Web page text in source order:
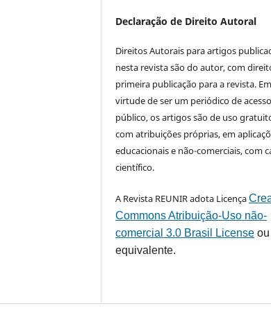
Declaração de Direito Autoral
Direitos Autorais para artigos
nesta revista são do autor, com
primeira publicação para a revista. Em
virtude de ser um periódico de acesso
público, os artigos são de uso
com atribuições próprias, em
educacionais e não-comerciais, com
científico.
A Revista REUNIR adota Licença
Commons Atribuição-Uso não-
comercial 3.0 Brasil License
equivalente.